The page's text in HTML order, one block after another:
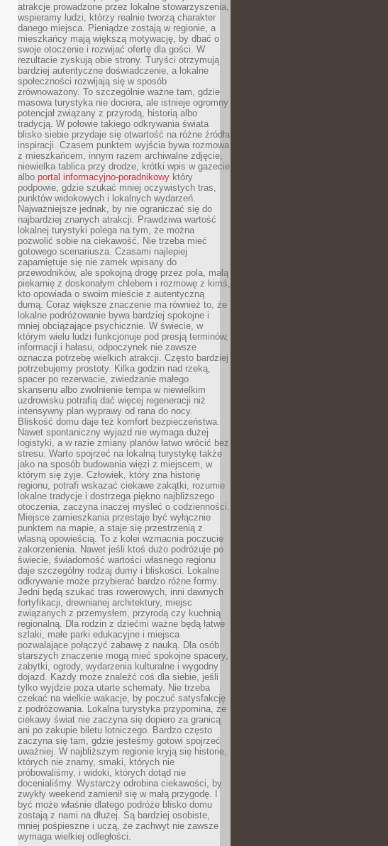
atrakcje prowadzone przez lokalne stowarzyszenia,
wspieramy ludzi, którzy realnie tworzą charakter
danego miejsca. Pieniądze zostają w regionie, a
mieszkańcy mają większą motywację, by dbać o
swoje otoczenie i rozwijać ofertę dla gości. W
rezultacie zyskują obie strony. Turyści otrzymują
bardziej autentyczne doświadczenie, a lokalne
społeczności rozwijają się w sposób
zrównoważony. To szczególnie ważne tam, gdzie
masowa turystyka nie dociera, ale istnieje ogromny
potencjał związany z przyrodą, historią albo
tradycją. W połowie takiego odkrywania świata
blisko siebie przydaje się otwartość na różne źródła
inspiracji. Czasem punktem wyjścia bywa rozmowa
z mieszkańcem, innym razem archiwalne zdjęcie,
niewielka tablica przy drodze, krótki wpis w gazecie
albo portal informacyjno-poradnikowy który
podpowie, gdzie szukać mniej oczywistych tras,
punktów widokowych i lokalnych wydarzeń.
Najważniejsze jednak, by nie ograniczać się do
najbardziej znanych atrakcji. Prawdziwa wartość
lokalnej turystyki polega na tym, że można
pozwolić sobie na ciekawość. Nie trzeba mieć
gotowego scenariusza. Czasami najlepiej
zapamiętuje się nie zamek wpisany do
przewodników, ale spokojną drogę przez pola, małą
piekarnię z doskonałym chlebem i rozmowę z kimś,
kto opowiada o swoim mieście z autentyczną
dumą. Coraz większe znaczenie ma również to, że
lokalne podróżowanie bywa bardziej spokojne i
mniej obciążające psychicznie. W świecie, w
którym wielu ludzi funkcjonuje pod presją terminów,
informacji i hałasu, odpoczynek nie zawsze
oznacza potrzebę wielkich atrakcji. Często bardziej
potrzebujemy prostoty. Kilka godzin nad rzeką,
spacer po rezerwacie, zwiedzanie małego
skansenu albo zwolnienie tempa w niewielkim
uzdrowisku potrafią dać więcej regeneracji niż
intensywny plan wyprawy od rana do nocy.
Bliskość domu daje też komfort bezpieczeństwa.
Nawet spontaniczny wyjazd nie wymaga dużej
logistyki, a w razie zmiany planów łatwo wrócić bez
stresu. Warto spojrzeć na lokalną turystykę także
jako na sposób budowania więzi z miejscem, w
którym się żyje. Człowiek, który zna historię
regionu, potrafi wskazać ciekawe zakątki, rozumie
lokalne tradycje i dostrzega piękno najbliższego
otoczenia, zaczyna inaczej myśleć o codzienności.
Miejsce zamieszkania przestaje być wyłącznie
punktem na mapie, a staje się przestrzenią z
własną opowieścią. To z kolei wzmacnia poczucie
zakorzenienia. Nawet jeśli ktoś dużo podróżuje po
świecie, świadomość wartości własnego regionu
daje szczególny rodzaj dumy i bliskości. Lokalne
odkrywanie może przybierać bardzo różne formy.
Jedni będą szukać tras rowerowych, inni dawnych
fortyfikacji, drewnianej architektury, miejsc
związanych z przemysłem, przyrodą czy kuchnią
regionalną. Dla rodzin z dziećmi ważne będą łatwe
szlaki, małe parki edukacyjne i miejsca
pozwalające połączyć zabawę z nauką. Dla osób
starszych znaczenie mogą mieć spokojne spacery,
zabytki, ogrody, wydarzenia kulturalne i wygodny
dojazd. Każdy może znaleźć coś dla siebie, jeśli
tylko wyjdzie poza utarte schematy. Nie trzeba
czekać na wielkie wakacje, by poczuć satysfakcję
z podróżowania. Lokalna turystyka przypomina, że
ciekawy świat nie zaczyna się dopiero za granicą
ani po zakupie biletu lotniczego. Bardzo często
zaczyna się tam, gdzie jesteśmy gotowi spojrzeć
uważniej. W najbliższym regionie kryją się historie,
których nie znamy, smaki, których nie
próbowaliśmy, i widoki, których dotąd nie
docenialiśmy. Wystarczy odrobina ciekawości, by
zwykły weekend zamienił się w małą przygodę. I
być może właśnie dlatego podróże blisko domu
zostają z nami na dłużej. Są bardziej osobiste,
mniej pośpieszne i uczą, że zachwyt nie zawsze
wymaga wielkiej odległości.